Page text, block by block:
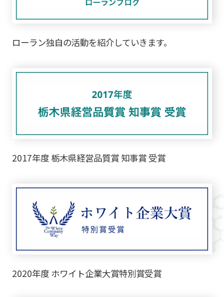
ローラン独自の活動を紹介していきます。
2017年度 栃木県経営品質賞 知事賞 受賞
2020年度 ホワイト企業大賞特別賞受賞